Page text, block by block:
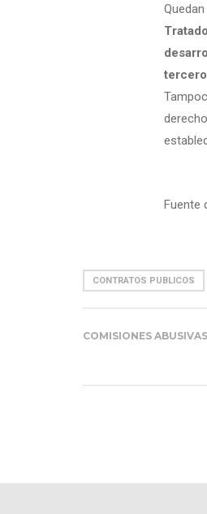
Quedan
Fuente
CONTRATOS PUBLICOS
COMISIONES